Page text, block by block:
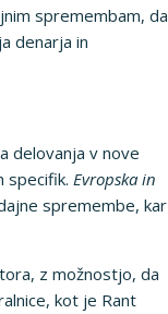
spremembam, da
denarja in
delovanja v nove
specifik. Evropska in
spremembe, kar
z možnostjo, da
kot je Rant